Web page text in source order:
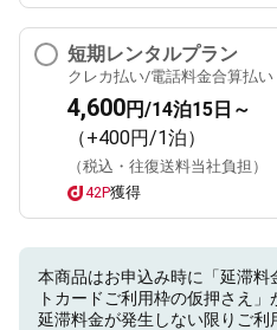
短期レンタルプラン
クレカ払い/電話料金合算払い
4,600円/14泊15日～
（+400円/1泊）
（税込・往復送料当社負担）
42P獲得
本商品はお申込み時に「延滞料
トカードご利用枠の仮押さえ」
延滞料金が発生しない限りご